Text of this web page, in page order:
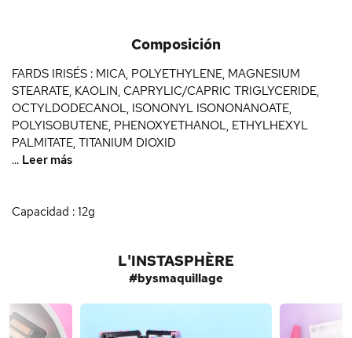
Composición
FARDS IRISÉS : MICA, POLYETHYLENE, MAGNESIUM
STEARATE, KAOLIN, CAPRYLIC/CAPRIC TRIGLYCERIDE,
OCTYLDODECANOL, ISONONYL ISONONANOATE,
POLYISOBUTENE, PHENOXYETHANOL, ETHYLHEXYL
PALMITATE, TITANIUM DIOXID
... Leer más
Capacidad : 12g
L'INSTASPHÈRE
#bysmaquillage